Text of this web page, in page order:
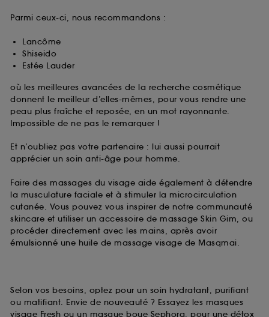
Parmi ceux-ci, nous recommandons :
Lancôme
Shiseido
Estée Lauder
où les meilleures avancées de la recherche cosmétique
donnent le meilleur d’elles-mêmes, pour vous rendre une
peau plus fraîche et reposée, en un mot rayonnante.
Impossible de ne pas le remarquer !
Et n’oubliez pas votre partenaire : lui aussi pourrait
apprécier un soin anti-âge pour homme.
Faire des massages du visage aide également à détendre
la musculature faciale et à stimuler la microcirculation
cutanée. Vous pouvez vous inspirer de notre communauté
skincare et utiliser un accessoire de massage Skin Gim, ou
procéder directement avec les mains, après avoir
émulsionné une huile de massage visage de Masqmai.
Selon vos besoins, optez pour un soin hydratant, purifiant
ou matifiant. Envie de nouveauté ? Essayez les masques
visage Fresh ou un masque boue Sephora, pour une détox